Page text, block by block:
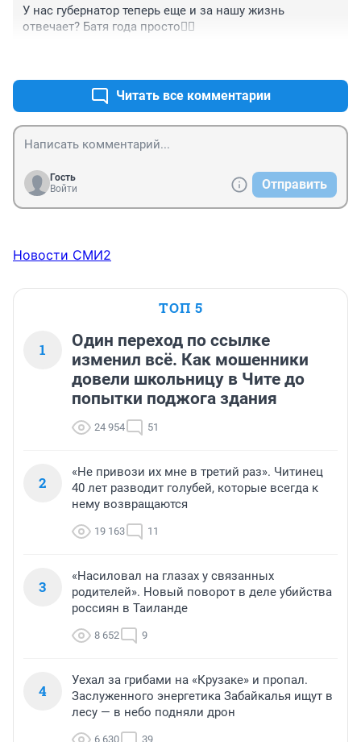
У нас губернатор теперь еще и за нашу жизнь
отвечает? Батя года просто👌🏻
Читать все комментарии
Гость
Войти
Отправить
Новости СМИ2
ТОП 5
1
Один переход по ссылке
изменил всё. Как мошенники
довели школьницу в Чите до
попытки поджога здания
24 954 51
2
«Не привози их мне в третий раз». Читинец
40 лет разводит голубей, которые всегда к
нему возвращаются
19 163 11
3
«Насиловал на глазах у связанных
родителей». Новый поворот в деле убийства
россиян в Таиланде
8 652 9
4
Уехал за грибами на «Крузаке» и пропал.
Заслуженного энергетика Забайкалья ищут в
лесу — в небо подняли дрон
6 630 39